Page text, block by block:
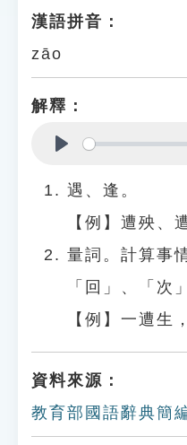
漢語拼音：
zāo
解釋：
遇、逢。
【例】遭殃、
量詞。計算事
「回」、「次
【例】一遭生
資料來源：
教育部國語辭典簡